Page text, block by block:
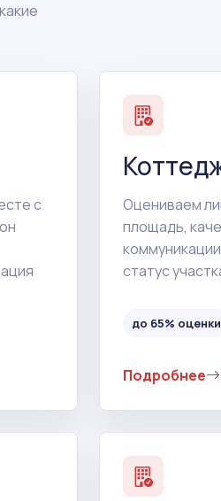
с
Оцениваем
площадь,
статус
до 65% оценки
Подробнее